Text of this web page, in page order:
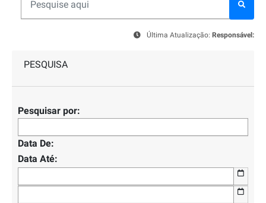
Última Atualização: Responsável:
PESQUISA
Pesquisar por:
Data De:
Data Até: